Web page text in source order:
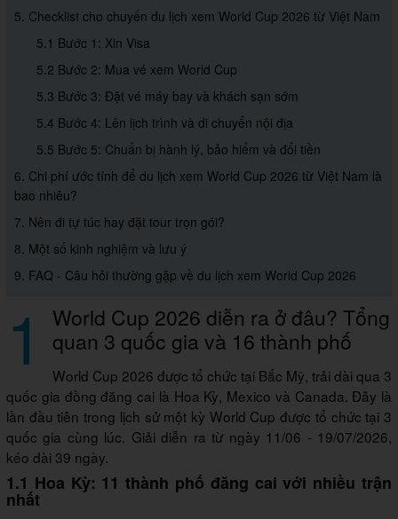
5. Checklist cho chuyến du lịch xem World Cup 2026 từ Việt Nam
5.1 Bước 1: Xin Visa
5.2 Bước 2: Mua vé xem World Cup
5.3 Bước 3: Đặt vé máy bay và khách sạn sớm
5.4 Bước 4: Lên lịch trình và di chuyển nội địa
5.5 Bước 5: Chuẩn bị hành lý, bảo hiểm và đổi tiền
6. Chi phí ước tính để du lịch xem World Cup 2026 từ Việt Nam là
bao nhiêu?
7. Nên đi tự túc hay đặt tour trọn gói?
8. Một số kinh nghiệm và lưu ý
9. FAQ - Câu hỏi thường gặp về du lịch xem World Cup 2026
1 World Cup 2026 diễn ra ở đâu? Tổng
quan 3 quốc gia và 16 thành phố
World Cup 2026 được tổ chức tại Bắc Mỹ, trải dài qua 3
quốc gia đồng đăng cai là Hoa Kỳ, Mexico và Canada. Đây là
lần đầu tiên trong lịch sử một kỳ World Cup được tổ chức tại 3
quốc gia cùng lúc. Giải diễn ra từ ngày 11/06 - 19/07/2026,
kéo dài 39 ngày.
1.1 Hoa Kỳ: 11 thành phố đăng cai với nhiều trận
nhất